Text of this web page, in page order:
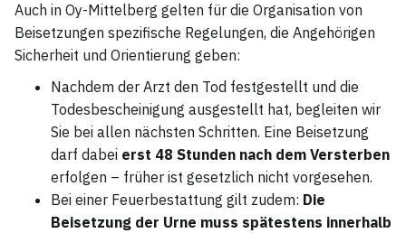
Auch in Oy-Mittelberg gelten für die Organisation von
Beisetzungen spezifische Regelungen, die Angehörigen
Sicherheit und Orientierung geben:
Nachdem der Arzt den Tod festgestellt und die
Todesbescheinigung ausgestellt hat, begleiten wir
Sie bei allen nächsten Schritten. Eine Beisetzung
darf dabei erst 48 Stunden nach dem Versterben
erfolgen – früher ist gesetzlich nicht vorgesehen.
Bei einer Feuerbestattung gilt zudem: Die
Beisetzung der Urne muss spätestens innerhalb